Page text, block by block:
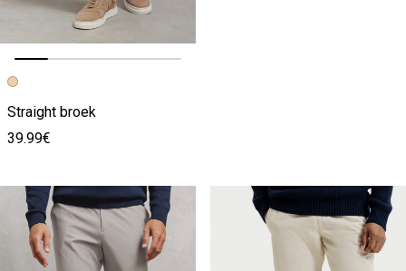
Vorige afbeelding
Volgende beeld
Straight broek
39.99€